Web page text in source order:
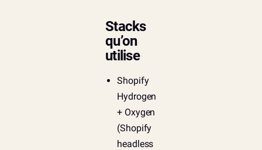
Stacks
qu’on
utilise
Shopify
Hydrogen
+ Oxygen
(Shopify
headless